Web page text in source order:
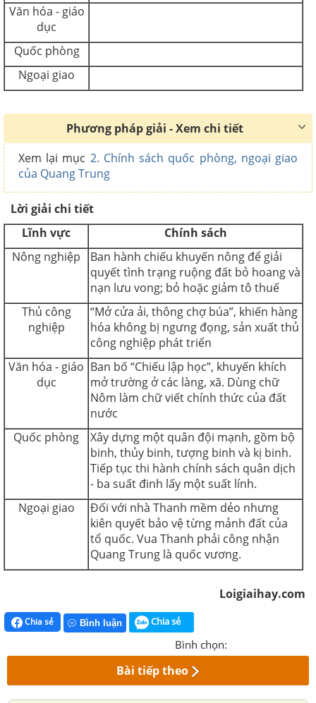
Văn hóa - giáo
dục
Quốc phòng
Ngoại giao
Phương pháp giải - Xem chi tiết
Xem lại mục 2. Chính sách quốc phòng, ngoại giao
của Quang Trung
Lời giải chi tiết
Lĩnh vực
Chính sách
Nông nghiệp
Ban hành chiếu khuyến nông để giải
quyết tình trạng ruộng đất bỏ hoang và
nạn lưu vong; bỏ hoặc giảm tô thuế
Thủ công
nghiệp
“Mở cửa ải, thông chợ búa”, khiến hàng
hóa không bị ngưng đọng, sản xuất thủ
công nghiệp phát triển
Văn hóa - giáo
dục
Ban bố “Chiếu lập học”, khuyến khích
mở trường ở các làng, xã. Dùng chữ
Nôm làm chữ viết chính thức của đất
nước
Quốc phòng
Xây dựng một quân đội mạnh, gồm bộ
binh, thủy binh, tượng binh và kị binh.
Tiếp tục thi hành chính sách quân dịch
- ba suất đinh lấy một suất lính.
Ngoại giao
Đối với nhà Thanh mềm dẻo nhưng
kiên quyết bảo vệ từng mảnh đất của
tổ quốc. Vua Thanh phải công nhận
Quang Trung là quốc vương.
Loigiaihay.com
Chia sẻ Bình luận Chia sẻ
Bình chọn:
Bài tiếp theo